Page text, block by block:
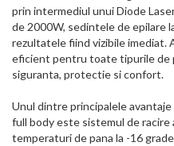
prin intermediul unui Diode
de 2000W, sedintele de epilare
rezultatele fiind vizibile
eficient pentru toate tipurile de
siguranta, protectie si confort.
Unul dintre principalele
full body este sistemul de racire
temperaturi de pana la -16